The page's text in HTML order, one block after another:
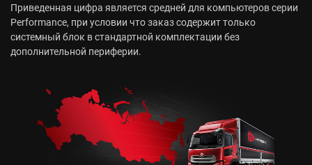
Приведенная цифра является средней для компьютеров серии
Performance, при условии что заказ содержит только
системный блок в стандартной комплектации без
дополнительной периферии.